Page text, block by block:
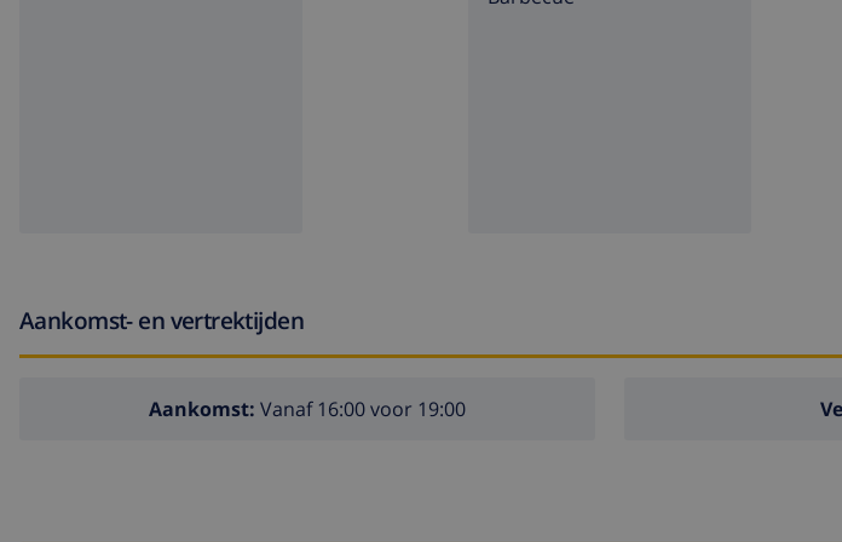
Aankomst- en vertrektijden
Aankomst: Vanaf 16:00 voor 19:00